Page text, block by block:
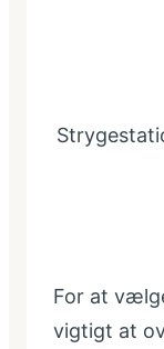
For at
vigtigt at